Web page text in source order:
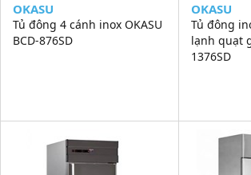
OKASU
Tủ đông 4 cánh inox OKASU
BCD-876SD
OKASU
Tủ đông
lạnh quạt
1376SD